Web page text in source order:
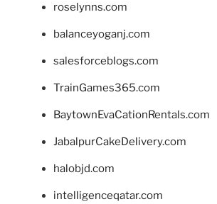
roselynns.com
balanceyoganj.com
salesforceblogs.com
TrainGames365.com
BaytownEvaCationRentals.com
JabalpurCakeDelivery.com
halobjd.com
intelligenceqatar.com